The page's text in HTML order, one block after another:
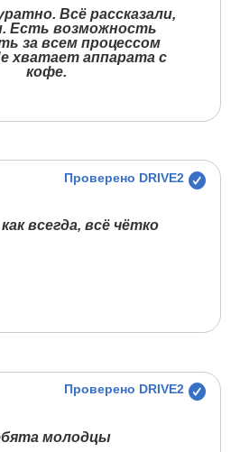
Всё рассказали,
Есть возможность
за всем процессом
хватает аппарата с
кофе.
Проверено DRIVE2
всегда, всё чётко
Проверено DRIVE2
молодцы